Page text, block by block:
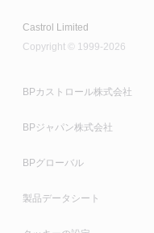
最も厳しい高温用途
め、潤滑剤消費量を
Optigear Synthetic
Castrol Limited
Copyright © 1999-2026
BPカストロール株式会社
BPジャパン株式会社
BPグローバル
製品データシート